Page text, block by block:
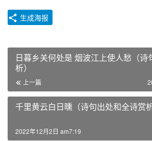
生成海报
日暮乡关何处是 烟波江上使人愁（诗
析）
上一篇
千里黄云白日曛（诗句出处和全诗赏析
2022年12月2日 am7:19